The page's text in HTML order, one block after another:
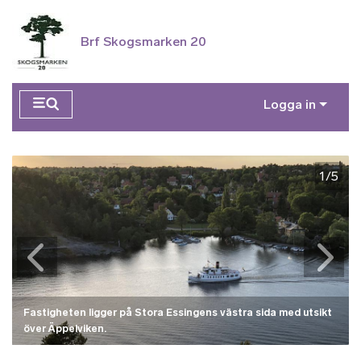
Brf Skogsmarken 20
Logga in
1/5
Fastigheten ligger på Stora Essingens västra sida med utsikt
över Äppelviken.
2/5
Husets fina entré i originalskick från 40-talet